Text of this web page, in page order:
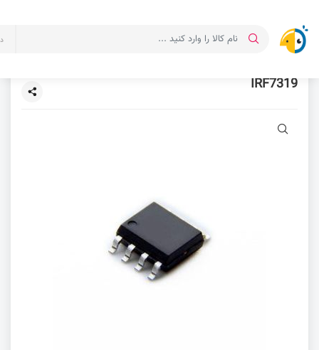
IRF7319